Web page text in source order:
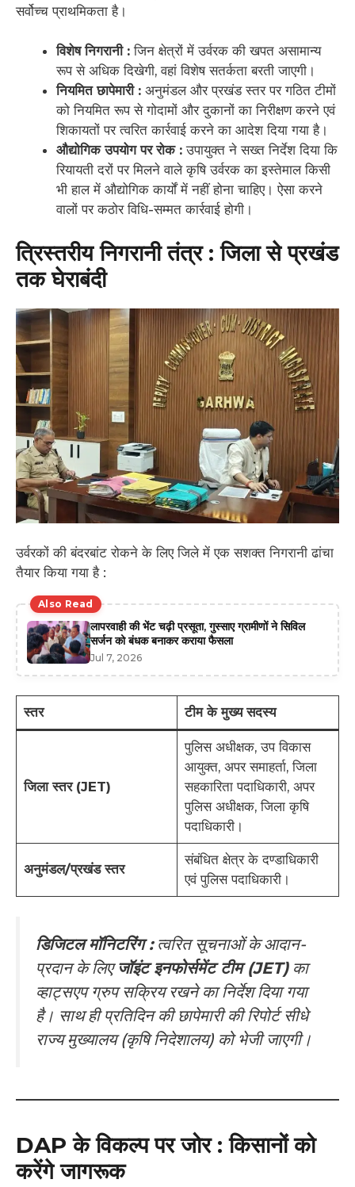
सर्वोच्च प्राथमिकता है।
विशेष निगरानी : जिन क्षेत्रों में उर्वरक की खपत असामान्य
रूप से अधिक दिखेगी, वहां विशेष सतर्कता बरती जाएगी।
नियमित छापेमारी : अनुमंडल और प्रखंड स्तर पर गठित टीमों
को नियमित रूप से गोदामों और दुकानों का निरीक्षण करने एवं
शिकायतों पर त्वरित कार्रवाई करने का आदेश दिया गया है।
औद्योगिक उपयोग पर रोक : उपायुक्त ने सख्त निर्देश दिया कि
रियायती दरों पर मिलने वाले कृषि उर्वरक का इस्तेमाल किसी
भी हाल में औद्योगिक कार्यों में नहीं होना चाहिए। ऐसा करने
वालों पर कठोर विधि-सम्मत कार्रवाई होगी।
त्रिस्तरीय निगरानी तंत्र : जिला से प्रखंड
तक घेराबंदी
उर्वरकों की बंदरबांट रोकने के लिए जिले में एक सशक्त निगरानी ढांचा
तैयार किया गया है :
Also Read
लापरवाही की भेंट चढ़ी प्रसूता, गुस्साए ग्रामीणों ने सिविल
सर्जन को बंधक बनाकर कराया फैसला
Jul 7, 2026
स्तर टीम के मुख्य सदस्य
जिला स्तर (JET)
पुलिस अधीक्षक, उप विकास
आयुक्त, अपर समाहर्ता, जिला
सहकारिता पदाधिकारी, अपर
पुलिस अधीक्षक, जिला कृषि
पदाधिकारी।
अनुमंडल/प्रखंड स्तर
संबंधित क्षेत्र के दण्डाधिकारी
एवं पुलिस पदाधिकारी।
डिजिटल मॉनिटरिंग :त्वरित सूचनाओं के आदान-
प्रदान के लिएजॉइंट इनफोर्समेंट टीम (JET)का
व्हाट्सएप ग्रुप सक्रिय रखने का निर्देश दिया गया
है। साथ ही प्रतिदिन की छापेमारी की रिपोर्ट सीधे
राज्य मुख्यालय (कृषि निदेशालय) को भेजी जाएगी।
DAP के विकल्प पर जोर : किसानों को
करेंगे जागरूक